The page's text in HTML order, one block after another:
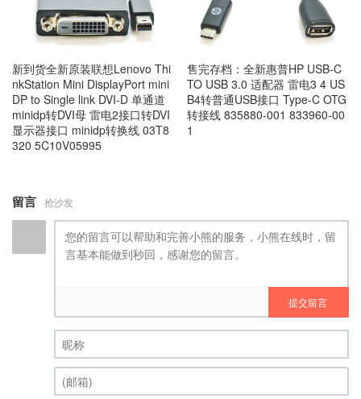
新到货全新原装联想Lenovo Thi
nkStation Mini DisplayPort mini
DP to Single link DVI-D 单通道
minidp转DVI母 雷电2接口转DVI
显示器接口 minidp转换线 03T8
320 5C10V05995
售完存档：全新惠普HP USB-C
TO USB 3.0 适配器 雷电3 4 US
B4转普通USB接口 Type-C OTG
转接线 835880-001 833960-00
1
留言 抢沙发
提交留言
昵称 (必填)